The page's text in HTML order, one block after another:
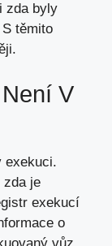
zda byly
těmito
V
exekuci.
zda je
exekucí
o
vůz